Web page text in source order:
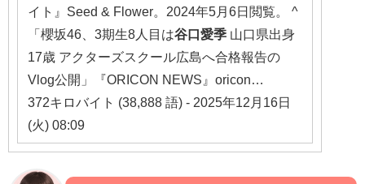
イト』Seed & Flower。2024年5月6日閲覧。 ^
「櫻坂46、3期生8人目は谷口 愛季 山口県出身
17歳 アクターズスクール広島へ合格報告の
Vlog公開」『ORICON NEWS』oricon…
372キロバイト (38,888 語) - 2025年12月16日
(火) 08:09